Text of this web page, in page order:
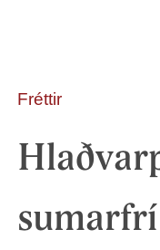
Fréttir
sumarfrí